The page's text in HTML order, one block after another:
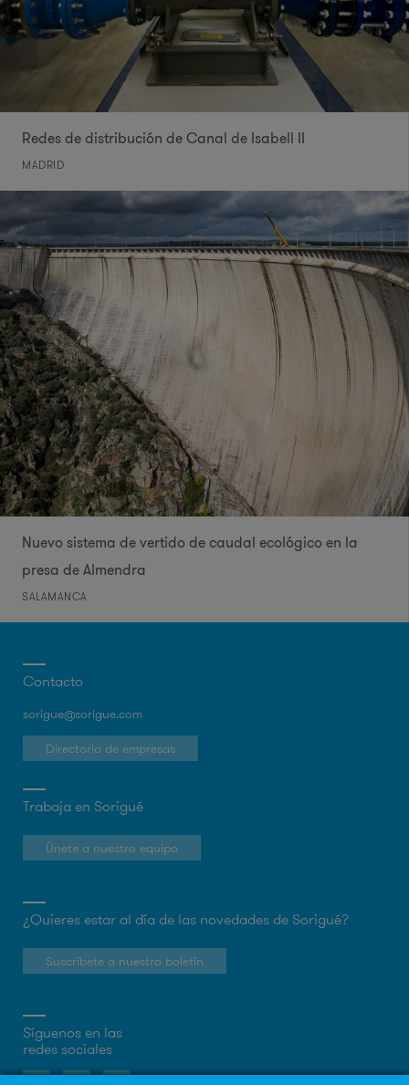
Redes de distribución de Canal de Isabell II
MADRID
Nuevo sistema de vertido de caudal ecológico en la
presa de Almendra
SALAMANCA
Contacto
sorigue@sorigue.com
Directorio de empresas
Trabaja en Sorigué
Únete a nuestro equipo
¿Quieres estar al día de las novedades de Sorigué?
Suscríbete a nuestro boletín
Síguenos en las
redes sociales